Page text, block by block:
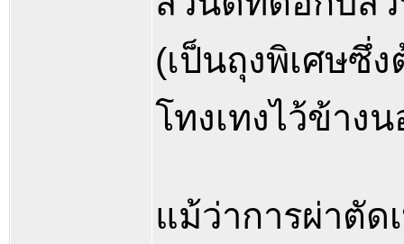
(เป็นถุงพิเศษซึ่
โทงเทงไว้ข้าง
แม้ว่าการผ่าตัด